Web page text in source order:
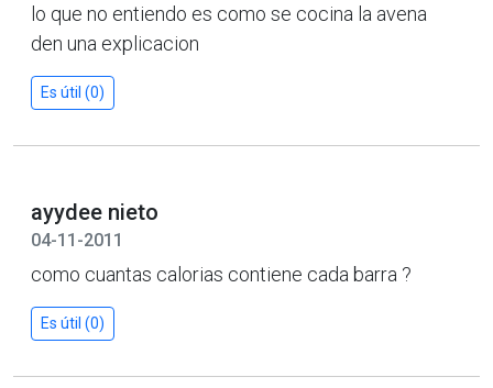
lo que no entiendo es como se cocina la avena
den una explicacion
Es útil (0)
ayydee nieto
04-11-2011
como cuantas calorias contiene cada barra ?
Es útil (0)